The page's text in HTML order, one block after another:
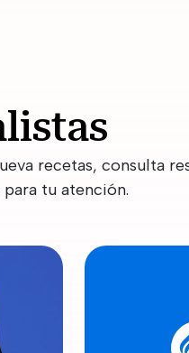
recetas, consulta
tu atención.